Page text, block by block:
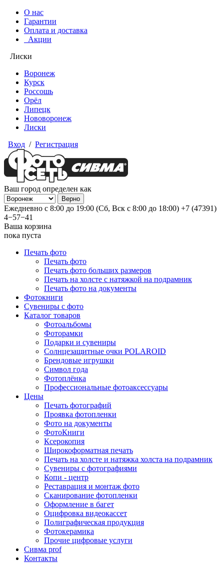
О нас
Гарантии
Оплата и доставка
Акции
Лиски
Воронеж
Курск
Россошь
Орёл
Липецк
Нововоронеж
Лиски
Вход / Регистрация
Ваш город определен как
Ежедневно с 8:00 до 19:00 (Сб, Вск с 8:00 до 18:00) +7 (47391)
4−57−41
Ваша корзина
пока пуста
Печать фото
Печать фото
Печать фото больших размеров
Печать на холсте с натяжкой на подрамник
Печать фото на документы
Фотокниги
Сувениры с фото
Каталог товаров
Фотоальбомы
Фоторамки
Подарки и сувениры
Солнцезащитные очки POLAROID
Брендовые игрушки
Символ года
Фотоплёнка
Профессиональные фотоаксессуары
Цены
Печать фотографий
Проявка фотопленки
Фото на документы
ФотоКниги
Ксерокопия
Широкоформатная печать
Печать на холсте и натяжка холста на подрамник
Сувениры с фотографиями
Копи - центр
Реставрация и монтаж фото
Сканирование фотопленки
Оформление в багет
Оцифровка видеокассет
Полиграфическая продукция
Фотокерамика
Прочие цифровые услуги
Сивма prof
Контакты